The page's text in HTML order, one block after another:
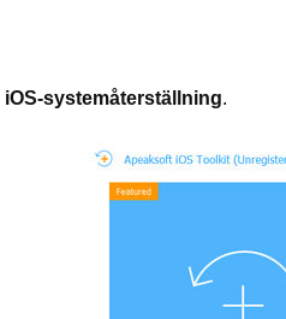
iOS-systemåterställning.